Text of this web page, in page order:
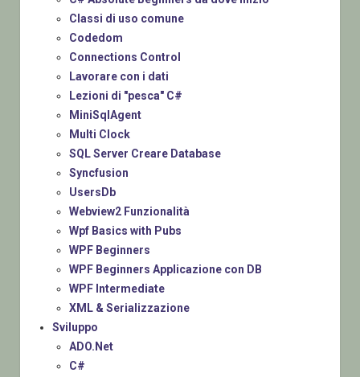
Classi di uso comune
Codedom
Connections Control
Lavorare con i dati
Lezioni di "pesca" C#
MiniSqlAgent
Multi Clock
SQL Server Creare Database
Syncfusion
UsersDb
Webview2 Funzionalità
Wpf Basics with Pubs
WPF Beginners
WPF Beginners Applicazione con DB
WPF Intermediate
XML & Serializzazione
Sviluppo
ADO.Net
C#